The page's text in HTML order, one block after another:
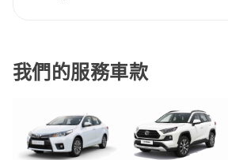
我們的服務車款